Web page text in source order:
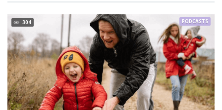
304 PODCASTS